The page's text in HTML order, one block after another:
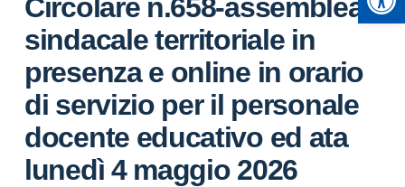
Circolare n.658-assemblea
sindacale territoriale in
presenza e online in orario
di servizio per il personale
docente educativo ed ata
lunedì 4 maggio 2026